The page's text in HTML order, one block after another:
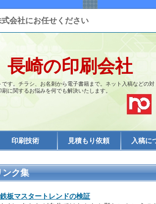
会社にお任せください
崎の印刷会社
す。チラシ、お名刺から電子書籍まで。ネット入稿などの対
に関するお悩みを何でも解決いたします。
ンク集
鉄板マスタートレンドの検証
印刷技術 見積もり依頼 入稿に